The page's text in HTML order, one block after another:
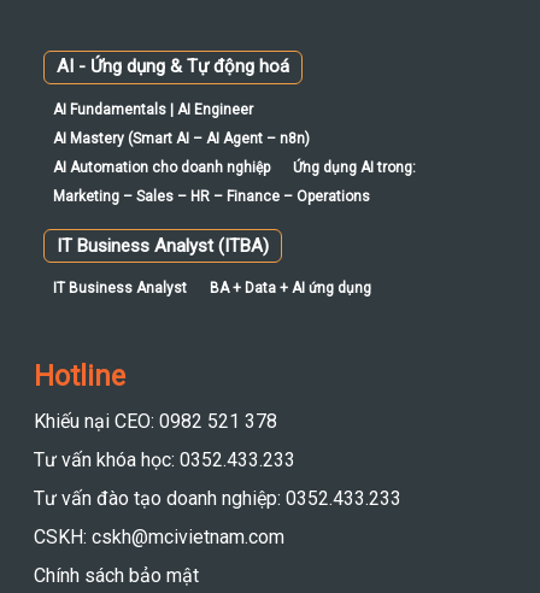
AI - Ứng dụng & Tự động hoá
AI Fundamentals | AI Engineer
AI Mastery (Smart AI – AI Agent – n8n)
AI Automation cho doanh nghiệp
Ứng dụng AI trong:
Marketing – Sales – HR – Finance – Operations
IT Business Analyst (ITBA)
IT Business Analyst BA + Data + AI ứng dụng
Hotline
Khiếu nại CEO: 0982 521 378
Tư vấn khóa học: 0352.433.233
Tư vấn đào tạo doanh nghiệp: 0352.433.233
CSKH: cskh@mcivietnam.com
Chính sách bảo mật